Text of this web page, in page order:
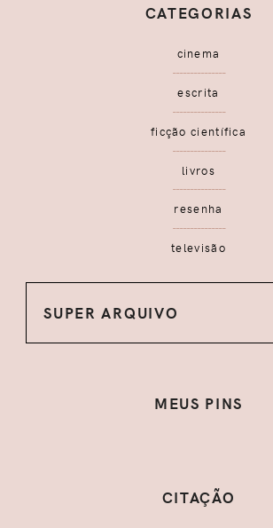
CATEGORIAS
cinema
escrita
ficção científica
livros
resenha
televisão
SUPER ARQUIVO
MEUS PINS
CITAÇÃO